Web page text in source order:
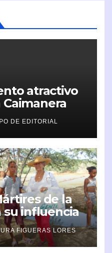
atractivo
DE EDITORIAL
de la
su influencia
FIGUERAS LORES